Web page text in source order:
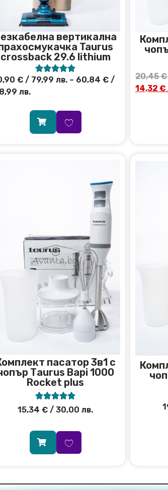
вертикална
Taurus
crossback 29.6 lithium

€/ 79,99 лв. – 60,84 €/
лв.
20,45€
14,32 €
пасатор 3в1 с
Тaurus Bapi 1000
Rocket plus

15,34€ / 30,00 лв.